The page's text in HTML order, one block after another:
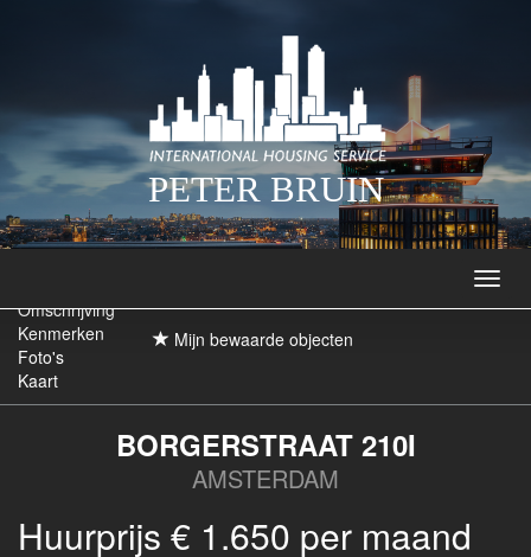
PETER BRUIN
Mijn bewaarde objecten
Omschrijving
Kenmerken
Foto's
Kaart
BORGERSTRAAT 210I
AMSTERDAM
Huurprijs € 1.650 per maand